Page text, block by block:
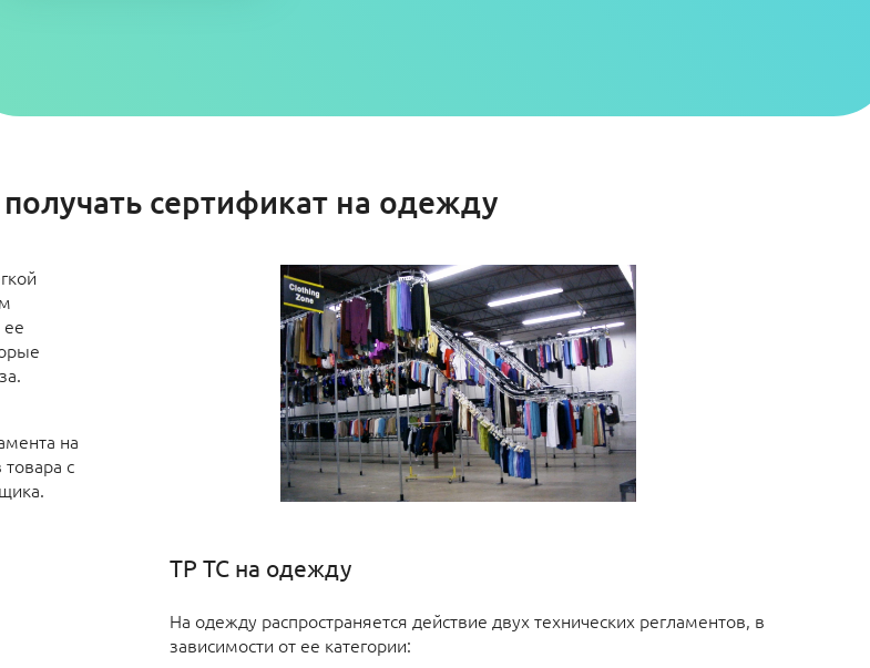
сертификат на одежду
на
с
ТР ТС на одежду
На одежду распространяется действие двух технических регламентов, в
зависимости от ее категории: